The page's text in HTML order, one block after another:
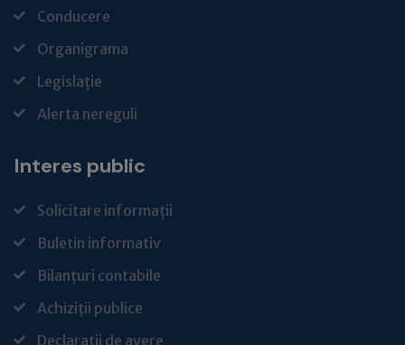
Conducere
Organigrama
Legislație
Alerta nereguli
Interes public
Solicitare informații
Buletin informativ
Bilanțuri contabile
Achiziții publice
Declarații de avere